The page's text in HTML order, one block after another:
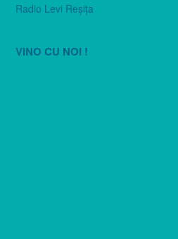
Radio Levi Reşiţa
VINO CU NOI !